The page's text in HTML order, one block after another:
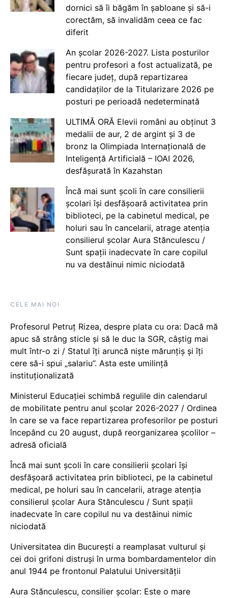
dornici să îi băgăm în șabloane și să-i
corectăm, să invalidăm ceea ce fac
diferit
An școlar 2026-2027. Lista posturilor
pentru profesori a fost actualizată, pe
fiecare județ, după repartizarea
candidaților de la Titularizare 2026 pe
posturi pe perioadă nedeterminată
ULTIMĂ ORĂ Elevii români au obținut 3
medalii de aur, 2 de argint și 3 de
bronz la Olimpiada Internațională de
Inteligență Artificială – IOAI 2026,
desfășurată în Kazahstan
Încă mai sunt școli în care consilierii
școlari își desfășoară activitatea prin
biblioteci, pe la cabinetul medical, pe
holuri sau în cancelarii, atrage atenția
consilierul școlar Aura Stănculescu /
Sunt spații inadecvate în care copilul
nu va destăinui nimic niciodată
CELE MAI NOI
Profesorul Petruț Rizea, despre plata cu ora: Dacă mă
apuc să strâng sticle și să le duc la SGR, câștig mai
mult într-o zi / Statul îți aruncă niște mărunțiș și îți
cere să-i spui „salariu”. Asta este umilință
instituționalizată
Ministerul Educației schimbă regulile din calendarul
de mobilitate pentru anul școlar 2026-2027 / Ordinea
în care se va face repartizarea profesorilor pe posturi
începând cu 20 august, după reorganizarea școlilor –
adresă oficială
Încă mai sunt școli în care consilierii școlari își
desfășoară activitatea prin biblioteci, pe la cabinetul
medical, pe holuri sau în cancelarii, atrage atenția
consilierul școlar Aura Stănculescu / Sunt spații
inadecvate în care copilul nu va destăinui nimic
niciodată
Universitatea din București a reamplasat vulturul și
cei doi grifoni distruși în urma bombardamentelor din
anul 1944 pe frontonul Palatului Universității
Aura Stănculescu, consilier școlar: Este o mare